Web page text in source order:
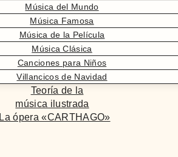
Música del Mundo
Música Famosa
Música de la Película
Música Clásica
Canciones para Niños
Villancicos de Navidad
Teoría de la
música ilustrada
La ópera «CARTHAGO»